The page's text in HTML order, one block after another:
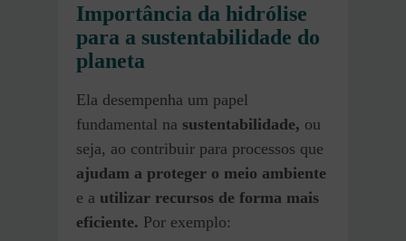
Importância da hidrólise
para a sustentabilidade do
planeta
Ela desempenha um papel
fundamental na sustentabilidade, ou
seja, ao contribuir para processos que
ajudam a proteger o meio ambiente
e a utilizar recursos de forma mais
eficiente. Por exemplo: